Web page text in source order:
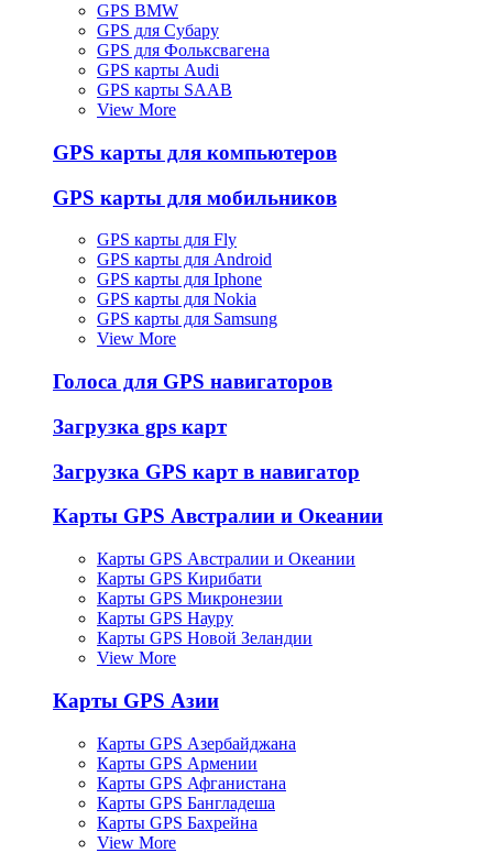
GPS BMW
GPS для Субару
GPS для Фольксвагена
GPS карты Audi
GPS карты SAAB
View More
GPS карты для компьютеров
GPS карты для мобильников
GPS карты для Fly
GPS карты для Android
GPS карты для Iphone
GPS карты для Nokia
GPS карты для Samsung
View More
Голоса для GPS навигаторов
Загрузка gps карт
Загрузка GPS карт в навигатор
Карты GPS Австралии и Океании
Карты GPS Австралии и Океании
Карты GPS Кирибати
Карты GPS Микронезии
Карты GPS Науру
Карты GPS Новой Зеландии
View More
Карты GPS Азии
Карты GPS Азербайджана
Карты GPS Армении
Карты GPS Афганистана
Карты GPS Бангладеша
Карты GPS Бахрейна
View More